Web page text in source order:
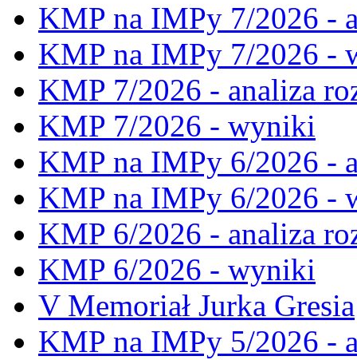
KMP na IMPy 7/2026 -
KMP na IMPy 7/2026 -
KMP 7/2026 - analiza
KMP 7/2026 - wyniki
KMP na IMPy 6/2026 -
KMP na IMPy 6/2026 -
KMP 6/2026 - analiza
KMP 6/2026 - wyniki
V Memoriał Jurka Gresia
KMP na IMPy 5/2026 -